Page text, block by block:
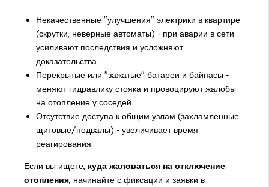
Некачественные "улучшения" электрики в квартире
(скрутки, неверные автоматы) - при аварии в сети
усиливают последствия и усложняют
доказательства.
Перекрытые или "зажатые" батареи и байпасы -
меняют гидравлику стояка и провоцируют жалобы
на отопление у соседей.
Отсутствие доступа к общим узлам (захламленные
щитовые/подвалы) - увеличивает время
реагирования.
Если вы ищете, куда жаловаться на отключение
отопления, начинайте с фиксации и заявки в